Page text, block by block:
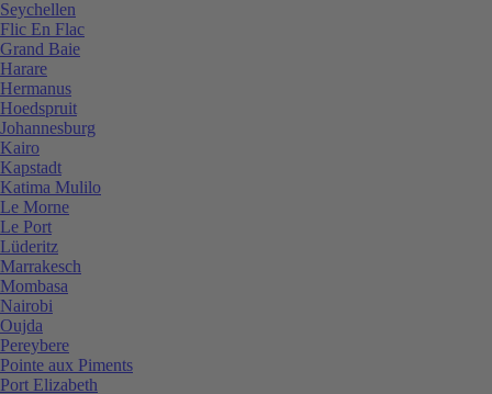
Seychellen
Flic En Flac
Grand Baie
Harare
Hermanus
Hoedspruit
Johannesburg
Kairo
Kapstadt
Katima Mulilo
Le Morne
Le Port
Lüderitz
Marrakesch
Mombasa
Nairobi
Oujda
Pereybere
Pointe aux Piments
Port Elizabeth